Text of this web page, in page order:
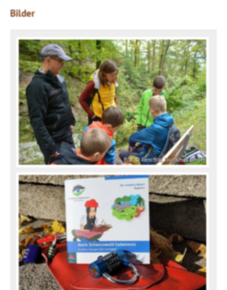
Bilder
Bild: © Renchtal Tourismus GmbH